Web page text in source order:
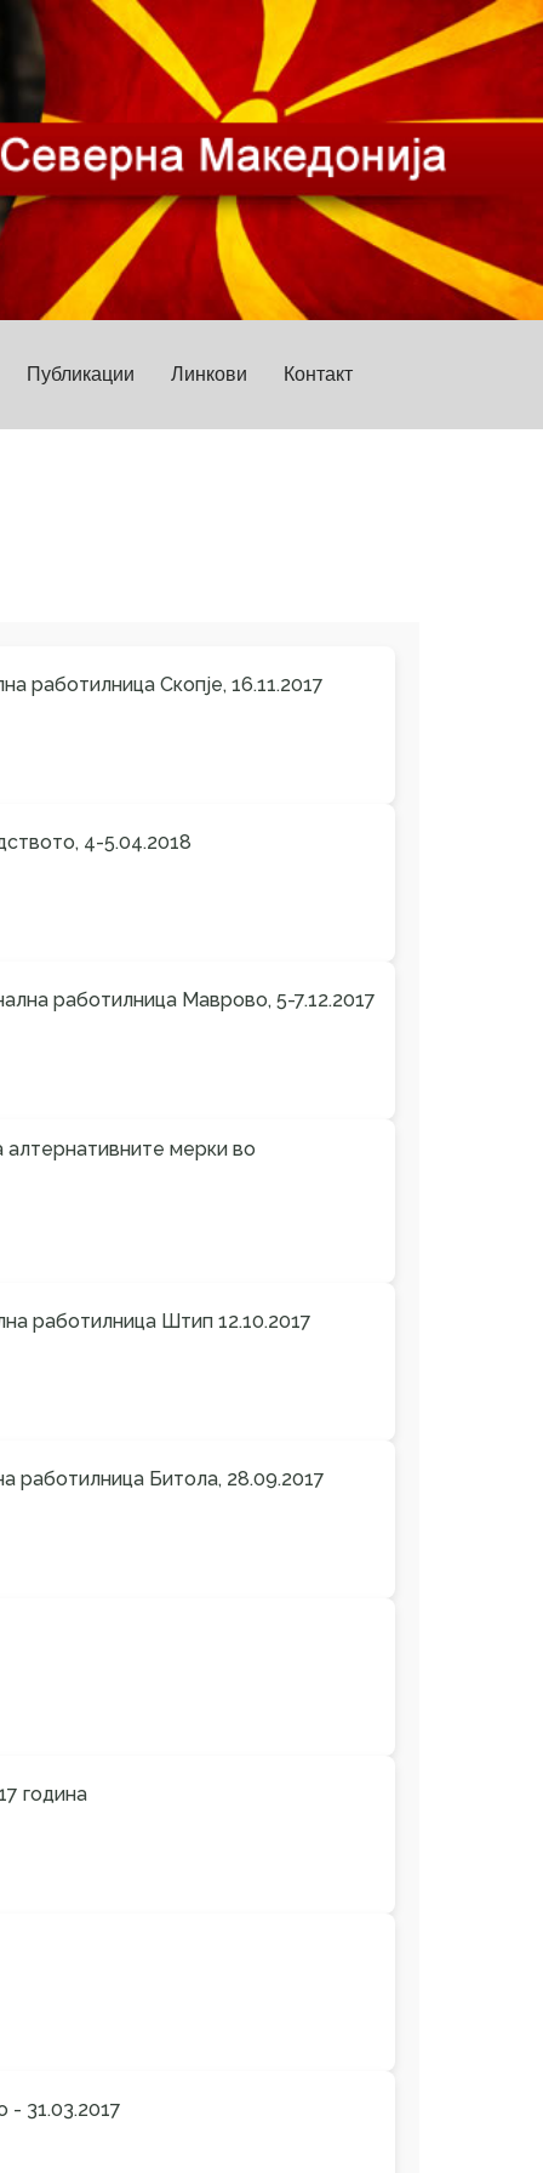
Публикации Линкови Контакт
работилница Скопје, 16.11.2017
4-5.04.2018
работилница Маврово, 5-7.12.2017
алтернативните мерки во
работилница Штип 12.10.2017
работилница Битола, 28.09.2017
година
- 31.03.2017